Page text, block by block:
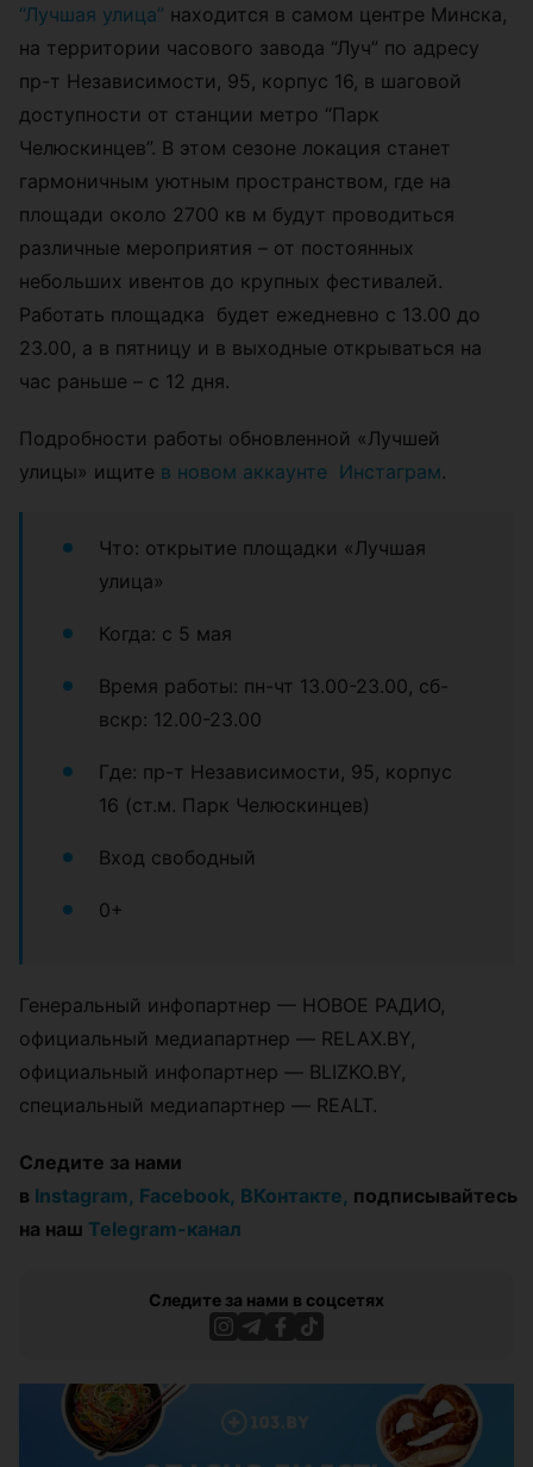
“Лучшая улица” находится в самом центре Минска,
на территории часового завода “Луч” по адресу
пр-т Независимости, 95, корпус 16, в шаговой
доступности от станции метро “Парк
Челюскинцев”. В этом сезоне локация станет
гармоничным уютным пространством, где на
площади около 2700 кв м будут проводиться
различные мероприятия – от постоянных
небольших ивентов до крупных фестивалей.
Работать площадка будет ежедневно с 13.00 до
23.00, а в пятницу и в выходные открываться на
час раньше – с 12 дня.
Подробности работы обновленной «Лучшей
улицы» ищите в новом аккаунте Инстаграм.
Что: открытие площадки « Лучшая
улица»
Когда: с 5 мая
Время работы: пн-чт 13.00-23.00, сб-
вскр: 12.00-23.00
Где: пр-т Независимости, 95, корпус
16 (ст.м. Парк Челюскинцев)
Вход свободный
0+
Генеральный инфопартнер — НОВОЕ РАДИО,
официальный медиапартнер — RELAX.BY,
официальный инфопартнер — BLIZKO.BY,
специальный медиапартнер — REALT.
Следите за нами
в Instagram, Facebook, ВКонтакте, подписывайтесь
на наш Telegram-канал
Следите за нами в соцсетях